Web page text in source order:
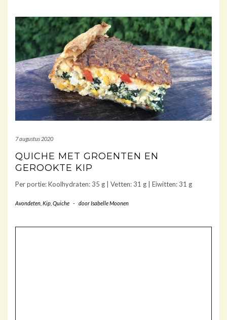
7 augustus 2020
QUICHE MET GROENTEN EN
GEROOKTE KIP
Per portie: Koolhydraten: 35 g | Vetten: 31 g | Eiwitten: 31 g
Avondeten Kip Quiche - door Isabelle Moonen